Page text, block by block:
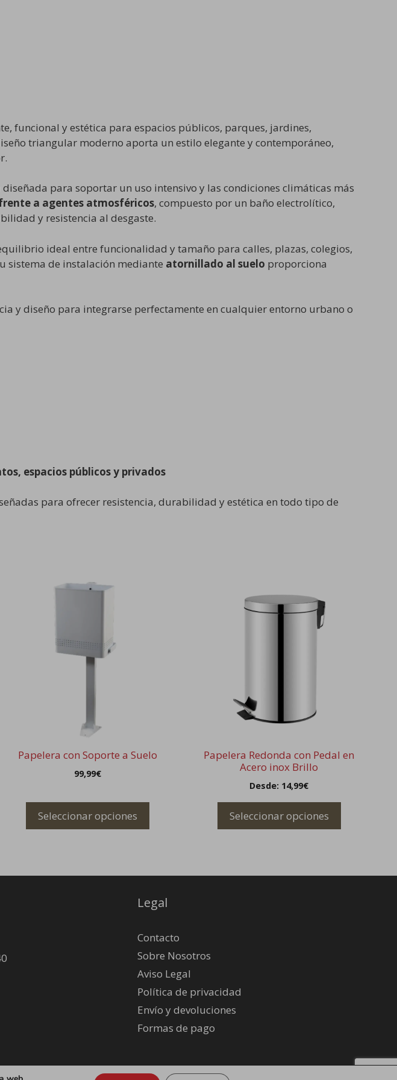
funcional y estética para espacios públicos, parques, jardines,
triangular moderno aporta un estilo elegante y contemporáneo,
para soportar un uso intensivo y las condiciones climáticas más
a agentes atmosféricos, compuesto por un baño electrolítico,
y resistencia al desgaste.
ideal entre funcionalidad y tamaño para calles, plazas, colegios,
sistema de instalación mediante atornillado al suelo proporciona
y diseño para integrarse perfectamente en cualquier entorno urbano o
espacios públicos y privados
para ofrecer resistencia, durabilidad y estética en todo tipo de
Papelera con Soporte a Suelo
99,99€
Seleccionar opciones
Papelera Redonda con Pedal en
Acero inox Brillo
Desde: 14,99€
Seleccionar opciones
pueden
la
Legal
Contacto
Sobre Nosotros
Aviso Legal
Política de privacidad
Envío y devoluciones
Formas de pago